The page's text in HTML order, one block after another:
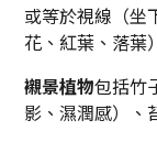
或等於視線（坐
花、紅葉、落葉
襯景植物包括竹
影、濕潤感）、